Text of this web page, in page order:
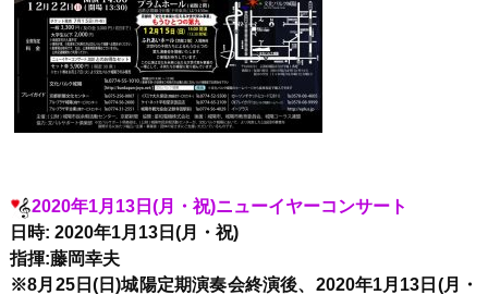
2020年1月13日(月・祝)ニューイヤーコンサート
日時: 2020年1月13日(月・祝)
指揮:藤岡幸夫
※8月25日(日)城陽定期演奏会終演後、2020年1月13日(月・